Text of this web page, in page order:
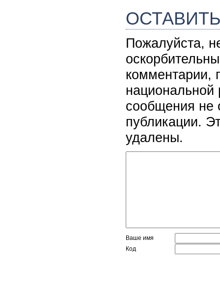
Пожалуйста,
комментарии,
национальной
сообщения не
публикации.
удалены.
Ваше имя
Код